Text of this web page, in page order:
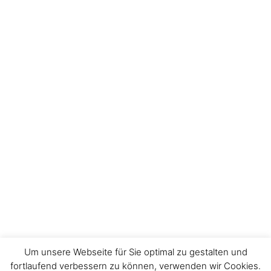
Um unsere Webseite für Sie optimal zu gestalten und
fortlaufend verbessern zu können, verwenden wir Cookies.